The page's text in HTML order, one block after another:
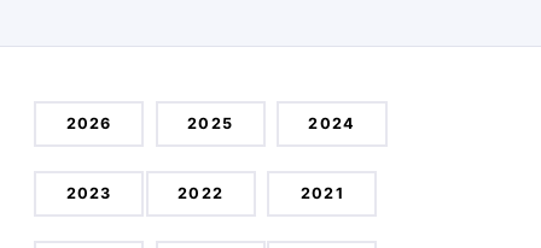
2026 2025 2024
2023 2022 2021